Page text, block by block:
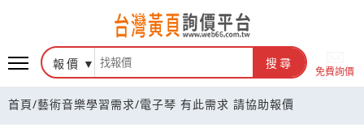
報價 搜尋
免費詢價
首頁/藝術音樂學習需求/電子琴 有此需求 請協助報價